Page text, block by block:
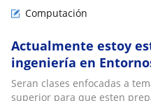
Computación
Actualmente estoy
ingeniería en
Digitales y quiero
conocimientos a los
Seran clases enfocadas a
superior para que esten